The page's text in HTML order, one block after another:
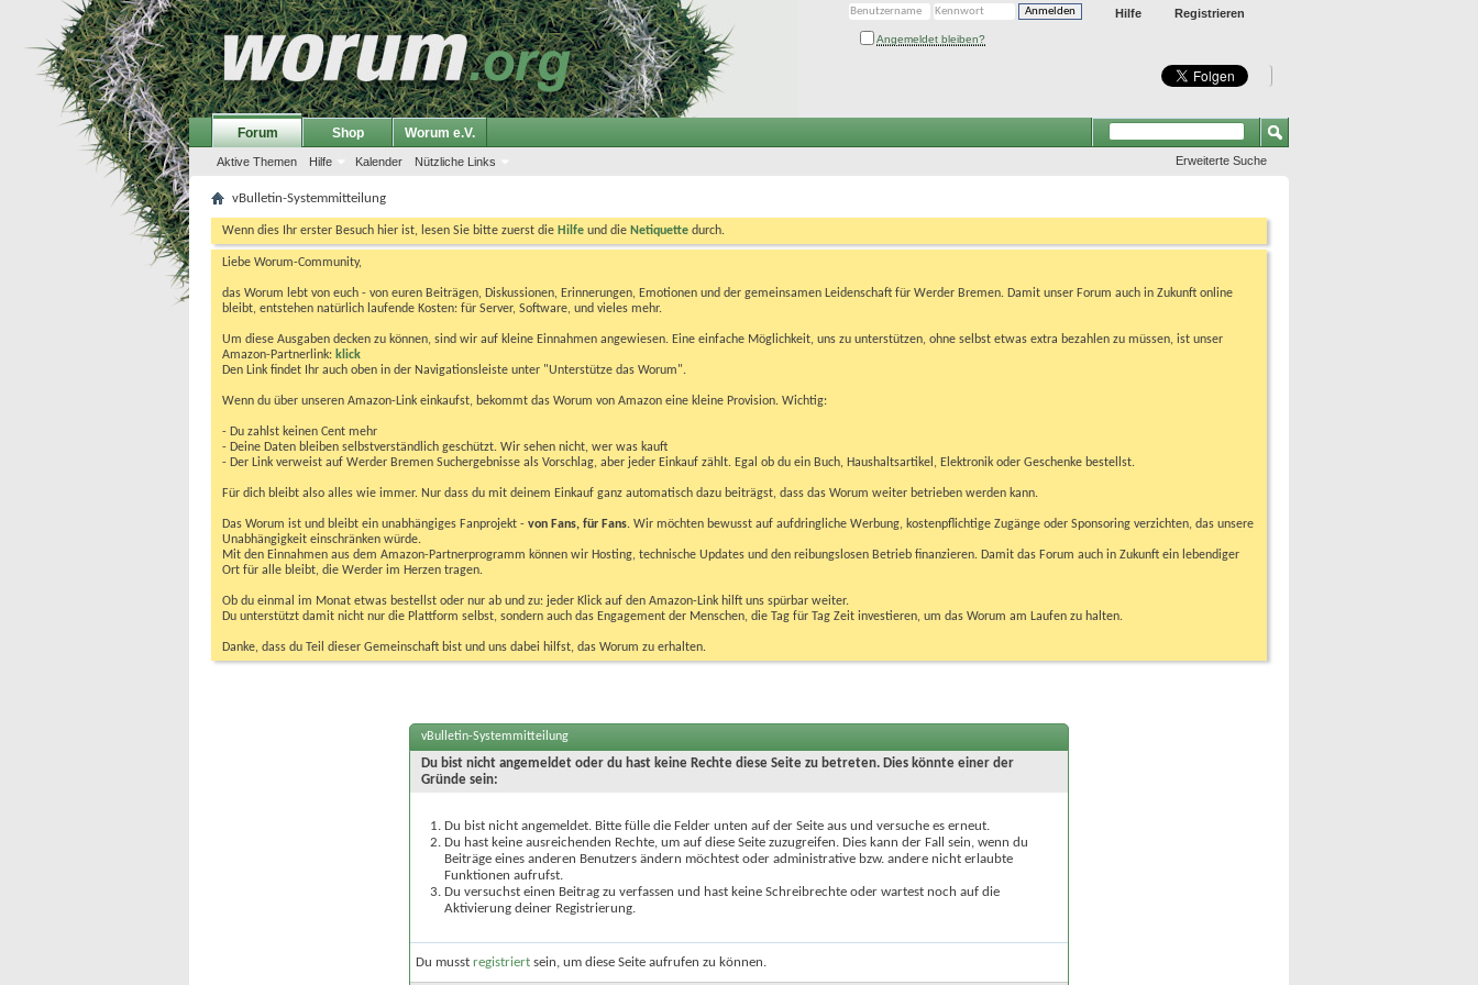
Registrieren
Hilfe
Angemeldet bleiben?
Forum
Aktive Themen Hilfe Kalender Nützliche Links
Shop Worum e.V.
Erweiterte Suche
vBulletin-Systemmitteilung
Wenn dies Ihr erster Besuch hier ist, lesen Sie bitte zuerst die Hilfe und die Netiquette durch.
Liebe Worum-Community,
das Worum lebt von euch - von euren Beiträgen, Diskussionen, Erinnerungen, Emotionen und der gemeinsamen Leidenschaft für Werder Bremen. Damit unser Forum auch in Zukunft online
bleibt, entstehen natürlich laufende Kosten: für Server, Software, und vieles mehr.
Um diese Ausgaben decken zu können, sind wir auf kleine Einnahmen angewiesen. Eine einfache Möglichkeit, uns zu unterstützen, ohne selbst etwas extra bezahlen zu müssen, ist unser
Amazon-Partnerlink: klick
Den Link findet Ihr auch oben in der Navigationsleiste unter "Unterstütze das Worum".
Wenn du über unseren Amazon-Link einkaufst, bekommt das Worum von Amazon eine kleine Provision. Wichtig:
- Du zahlst keinen Cent mehr
- Deine Daten bleiben selbstverständlich geschützt. Wir sehen nicht, wer was kauft
- Der Link verweist auf Werder Bremen Suchergebnisse als Vorschlag, aber jeder Einkauf zählt. Egal ob du ein Buch, Haushaltsartikel, Elektronik oder Geschenke bestellst.
Für dich bleibt also alles wie immer. Nur dass du mit deinem Einkauf ganz automatisch dazu beiträgst, dass das Worum weiter betrieben werden kann.
Das Worum ist und bleibt ein unabhängiges Fanprojekt - von Fans, für Fans. Wir möchten bewusst auf aufdringliche Werbung, kostenpflichtige Zugänge oder Sponsoring verzichten, das unsere
Unabhängigkeit einschränken würde.
Mit den Einnahmen aus dem Amazon-Partnerprogramm können wir Hosting, technische Updates und den reibungslosen Betrieb finanzieren. Damit das Forum auch in Zukunft ein lebendiger
Ort für alle bleibt, die Werder im Herzen tragen.
Ob du einmal im Monat etwas bestellst oder nur ab und zu: jeder Klick auf den Amazon-Link hilft uns spürbar weiter.
Du unterstützt damit nicht nur die Plattform selbst, sondern auch das Engagement der Menschen, die Tag für Tag Zeit investieren, um das Worum am Laufen zu halten.
Danke, dass du Teil dieser Gemeinschaft bist und uns dabei hilfst, das Worum zu erhalten.
vBulletin-Systemmitteilung
Du bist nicht angemeldet oder du hast keine Rechte diese Seite zu betreten. Dies könnte einer der
Gründe sein:
Du bist nicht angemeldet. Bitte fülle die Felder unten auf der Seite aus und versuche es erneut.
Du hast keine ausreichenden Rechte, um auf diese Seite zuzugreifen. Dies kann der Fall sein, wenn du
Beiträge eines anderen Benutzers ändern möchtest oder administrative bzw. andere nicht erlaubte
Funktionen aufrufst.
Du versuchst einen Beitrag zu verfassen und hast keine Schreibrechte oder wartest noch auf die
Aktivierung deiner Registrierung.
Du musst registriert sein, um diese Seite aufrufen zu können.